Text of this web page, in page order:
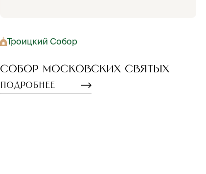
Троицкий Собор
Собор Московских святых
Подробнее